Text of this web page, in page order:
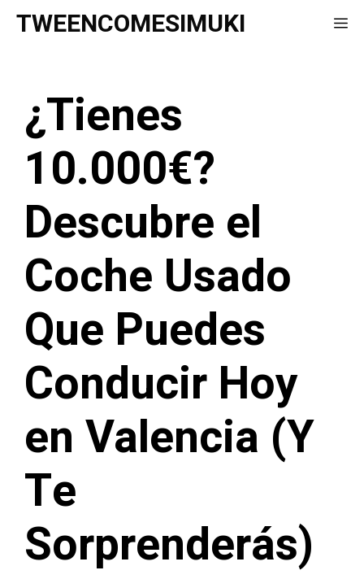
Saltar
TWEENCOMESIMUKI
¿Tienes
10.000€?
Descubre el
Coche Usado
Que Puedes
Conducir Hoy
en Valencia (Y
Te
Sorprenderás)